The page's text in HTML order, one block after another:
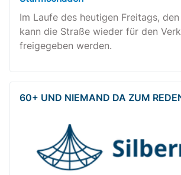
Im Laufe des heutigen Freitags, den
kann die Straße wieder für den
freigegeben werden.
60+ UND NIEMAND DA ZUM